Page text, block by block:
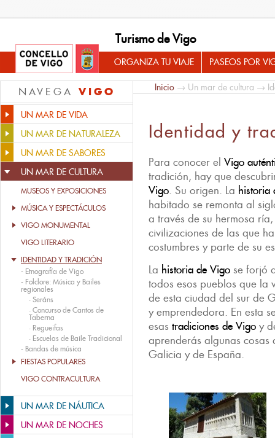
Turismo de Vigo
ORGANIZA TU VIAJE PASEOS POR
NAVEGA VIGO
UN MAR DE VIDA
UN MAR DE NATURALEZA
UN MAR DE SABORES
UN MAR DE CULTURA
MUSEOS Y EXPOSICIONES
MÚSICA Y ESPECTÁCULOS
VIGO MONUMENTAL
VIGO LITERARIO
IDENTIDAD Y TRADICIÓN
- Etnografía de Vigo
- Folclore: Música y Bailes
regionales
· Seráns
· Concurso de Cantos de
Taberna
· Regueifas
· Escuelas de Baile Tradicional
- Bandas de música
FIESTAS POPULARES
VIGO CONTRACULTURA
UN MAR DE NÁUTICA
UN MAR DE NOCHES
Inicio → Un mar de cultura →
Identidad y
Para conocer el Vigo
tradición, hay que
Vigo. Su origen. La historia
habitado se remonta al
a través de su hermosa
civilizaciones de las que
costumbres y parte de su
La historia de Vigo se forjó
todos esos pueblos que la
de esta ciudad del sur de
y emprendedora. En esta
esas tradiciones de Vigo y
aprenderás algunas cosas
Galicia y de España.